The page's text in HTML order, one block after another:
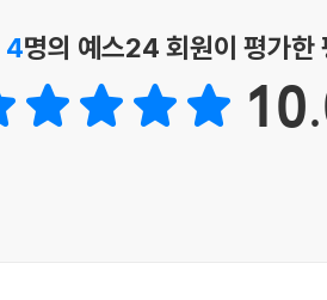
으면 될까요〉
국 양국에 재산을 소유한 분
4명의 예스24 회원이 평가한